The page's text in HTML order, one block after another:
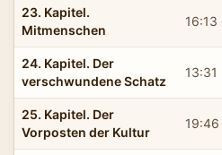
23. Kapitel.
Mitmenschen
16:13
24. Kapitel. Der
verschwundene Schatz
13:31
25. Kapitel. Der
Vorposten der Kultur
19:46